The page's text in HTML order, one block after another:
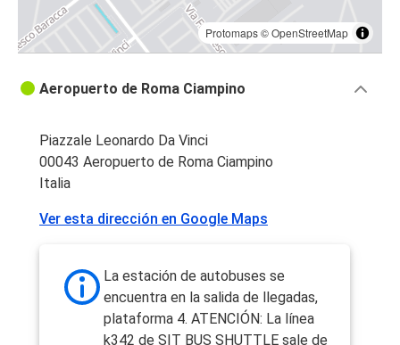
Protomaps©OpenStreetMap
Aeropuerto de Roma Ciampino
Piazzale Leonardo Da Vinci
00043 Aeropuerto de Roma Ciampino
Italia
Ver esta dirección en Google Maps
La estación de autobuses se
encuentra en la salida de llegadas,
plataforma 4. ATENCIÓN: La línea
k342 de SIT BUS SHUTTLE sale de